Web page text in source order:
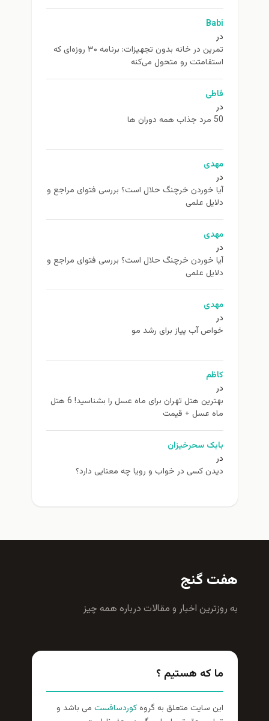
Babi
در
تمرین در خانه بدون تجهیزات: برنامه ۳۰ روزه‌ای که
استقامتت رو متحول می‌کنه
فاطی
در
50 مرد جذاب همه دوران ها
مهدی
در
آیا خوردن خرچنگ حلال است؟ بررسی فتوای مراجع و
دلایل علمی
مهدی
در
آیا خوردن خرچنگ حلال است؟ بررسی فتوای مراجع و
دلایل علمی
مهدی
در
خواص آب پیاز برای رشد مو
کاظم
در
بهترین هتل تهران برای ماه عسل را بشناسید! 6 هتل
ماه عسل + قیمت
بابک سحرخیزان
در
دیدن کسی در خواب و رویا چه معنایی دارد؟
هفت گنج
به روزترين اخبار و مقالات درباره همه چيز
ما که هستیم ؟
این سایت متعلق به گروهکوردسافست می باشد و